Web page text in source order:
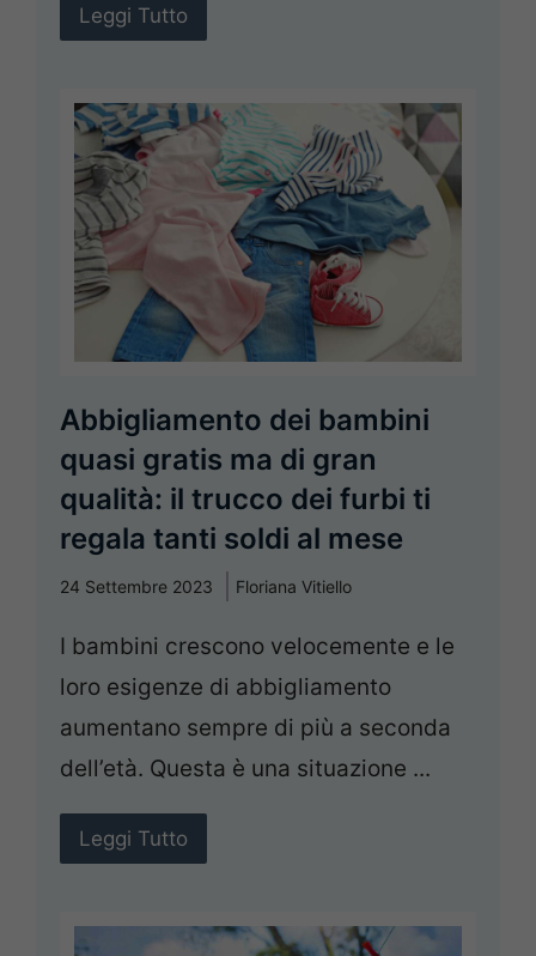
Leggi Tutto
Abbigliamento dei bambini
quasi gratis ma di gran
qualità: il trucco dei furbi ti
regala tanti soldi al mese
24 Settembre 2023 Floriana Vitiello
I bambini crescono velocemente e le
loro esigenze di abbigliamento
aumentano sempre di più a seconda
dell’età. Questa è una situazione ...
Leggi Tutto